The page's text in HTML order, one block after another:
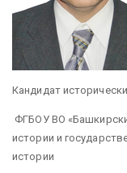
Кандидат
ФГБОУ ВО
истории и
истории